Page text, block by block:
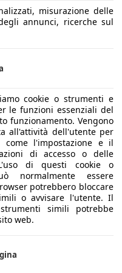
è entrato di diritto tra i
omaggiare la
Kobe Bryant, morto
in elicottero,
squadra, i Los
911, nuovamente nella
misurazione delle
annunci, ricerche sul
cookie o strumenti e
le funzioni essenziali del
funzionamento. Vengono
all'attività dell'utente per
l'impostazione e il
di accesso o delle
di questi cookie o
normalmente essere
potrebbero bloccare
o avvisare l'utente. Il
simili potrebbe
web.